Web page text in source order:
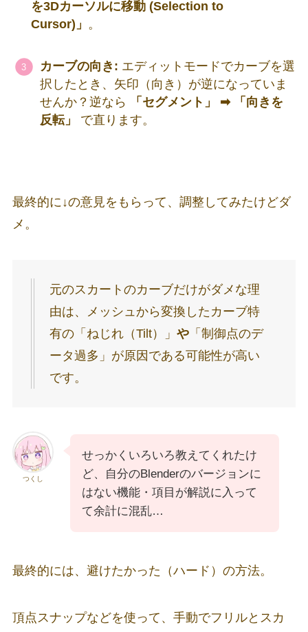
を3Dカーソルに移動 (Selection to
Cursor)」 。
カーブの向き: エディットモードでカーブを選
択したとき、矢印（向き）が逆になっていま
せんか？逆なら
「セグメント」 ➡ 「向きを
反転」
で直ります。
最終的に↓の意見をもらって、調整してみたけどダ
メ。
元のスカートのカーブだけがダメな理
由は、メッシュから変換したカーブ特
有の「ねじれ（Tilt）」 や「制御点のデ
ータ過多」が原因である可能性が高い
です。
つくし
せっかくいろいろ教えてくれたけ
ど、自分のBlenderのバージョンに
はない機能・項目が解説に入って
て余計に混乱…
最終的には、避けたかった（ハード）の方法。
頂点スナップなどを使って、手動でフリルとスカ